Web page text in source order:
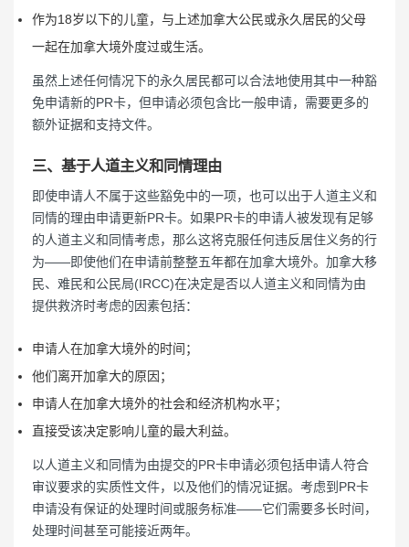
作为18岁以下的儿童，与上述加拿大公民或永久居民的父母
一起在加拿大境外度过或生活。
虽然上述任何情况下的永久居民都可以合法地使用其中一种豁
免申请新的PR卡，但申请必须包含比一般申请，需要更多的
额外证据和支持文件。
三、基于人道主义和同情理由
即使申请人不属于这些豁免中的一项，也可以出于人道主义和
同情的理由申请更新PR卡。如果PR卡的申请人被发现有足够
的人道主义和同情考虑，那么这将克服任何违反居住义务的行
为——即使他们在申请前整整五年都在加拿大境外。加拿大移
民、难民和公民局(IRCC)在决定是否以人道主义和同情为由
提供救济时考虑的因素包括：
申请人在加拿大境外的时间；
他们离开加拿大的原因；
申请人在加拿大境外的社会和经济机构水平；
直接受该决定影响儿童的最大利益。
以人道主义和同情为由提交的PR卡申请必须包括申请人符合
审议要求的实质性文件，以及他们的情况证据。考虑到PR卡
申请没有保证的处理时间或服务标准——它们需要多长时间，
处理时间甚至可能接近两年。